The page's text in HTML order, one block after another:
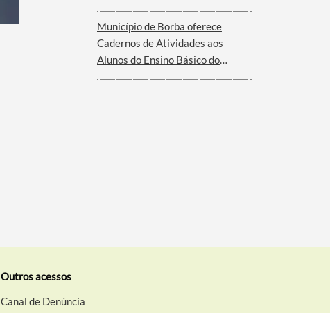
Município de Borba oferece
Cadernos de Atividades aos
Alunos do Ensino Básico do
Agrupamento de Escolas de Borba
Outros acessos
Canal de Denúncia